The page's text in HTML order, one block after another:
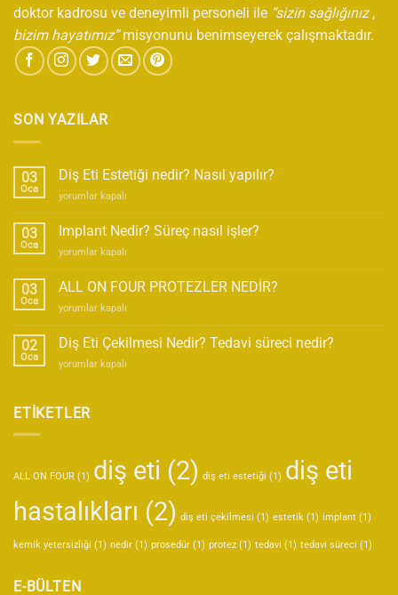
doktor kadrosu ve deneyimli personeli ile “sizin sağlığınız ,
bizim hayatımız”misyonunu benimseyerek çalışmaktadır.
SON YAZILAR
03
Oca
Diş Eti Estetiği nedir? Nasıl yapılır?
Diş
Estetiği
nedir?
Nasıl
için
yorumlar kapalı
03
Oca
Implant Nedir? Süreç nasıl işler?
Implant
Süreç
işler?
yorumlar kapalı
03
Oca
ALL ON FOUR PROTEZLER NEDİR?
ALL
FOUR
PROTEZLER
NEDİR?
yorumlar kapalı
02
Oca
Diş Eti Çekilmesi Nedir? Tedavi süreci nedir?
Diş
Nedir?
yorumlar kapalı
ETİKETLER
ALL ON FOUR (1) diş eti (2) diş eti estetiği (1) diş eti
hastalıkları (2) diş eti çekilmesi (1) estetik (1) implant (1)
kemik yetersizliği (1) nedir (1) prosedür (1) protez (1) tedavi (1) tedavi süreci (1)
E-BÜLTEN